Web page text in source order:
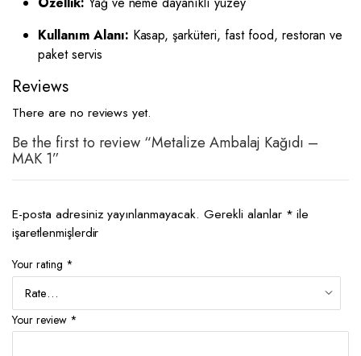
Kullanım Alanı: Kasap, şarküteri, fast food, restoran ve
paket servis
Reviews
There are no reviews yet.
Be the first to review “Metalize Ambalaj Kağıdı –
MAK 1”
E-posta adresiniz yayınlanmayacak. Gerekli alanlar * ile
işaretlenmişlerdir
Your rating *
Your review *